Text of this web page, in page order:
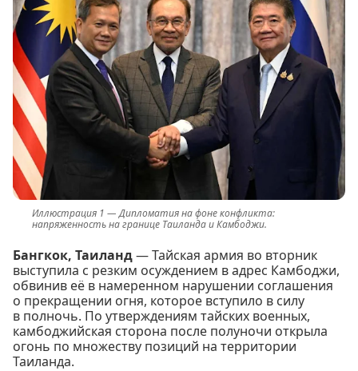
Дипломатия на фоне конфликта:
напряженность на границе Таиланда и Камбоджи.
Бангкок, Таиланд— Тайская армия во вторник
выступила с резким осуждением в адрес Камбоджи,
обвинив её в намеренном нарушении соглашения
о прекращении огня, которое вступило в силу
в полночь. По утверждениям тайских военных,
камбоджийская сторона после полуночи открыла
огонь по множеству позиций на территории
Таиланда.